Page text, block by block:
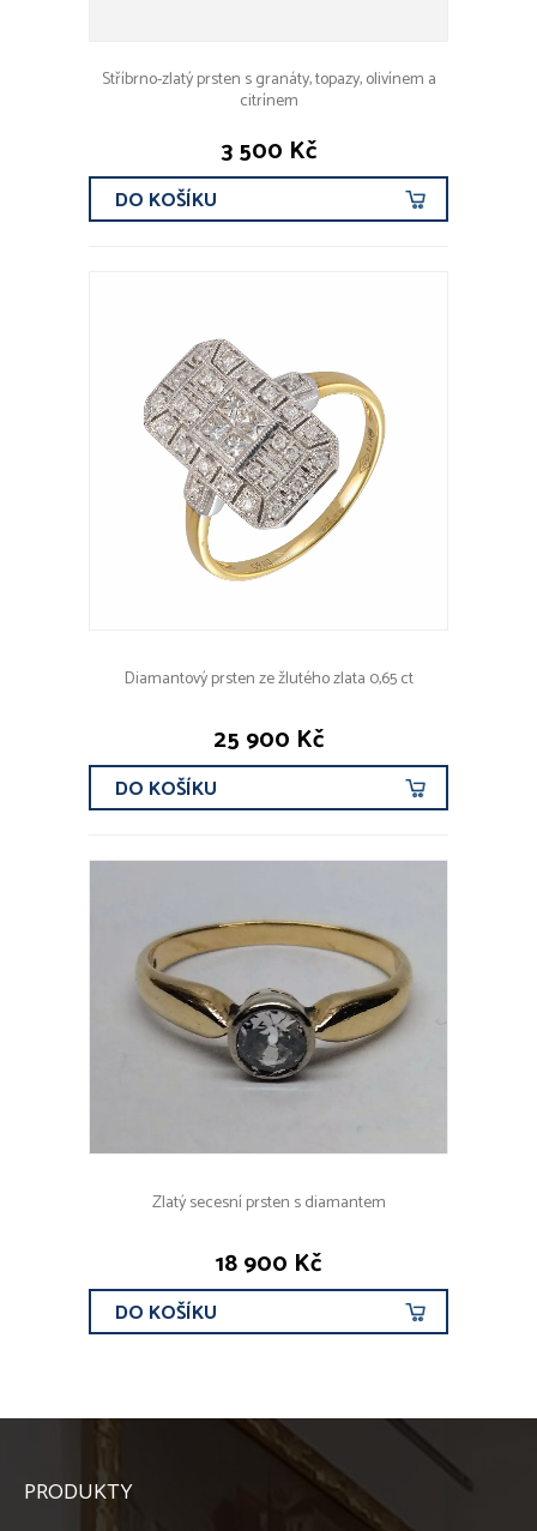
Stříbrno-zlatý prsten s granáty, topazy, olivínem a
citrínem
3 500 Kč
DO KOŠÍKU
Diamantový prsten ze žlutého zlata 0,65 ct
25 900 Kč
DO KOŠÍKU
Zlatý secesní prsten s diamantem
18 900 Kč
DO KOŠÍKU
PRODUKTY